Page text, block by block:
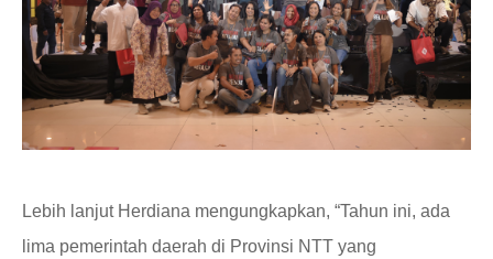
Lebih lanjut Herdiana mengungkapkan, “Tahun ini, ada
lima pemerintah daerah di Provinsi NTT yang